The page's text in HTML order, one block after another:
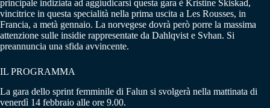
principale indiziata ad aggiudicarsi questa gara è Kristine Skiskad,
vincitrice in questa specialità nella prima uscita a Les Rousses, in
Francia, a metà gennaio. La norvegese dovrà però porre la massima
attenzione sulle insidie rappresentate da Dahlqvist e Svhan. Si
preannuncia una sfida avvincente.
IL PROGRAMMA
La gara dello sprint femminile di Falun si svolgerà nella mattinata di
venerdì 14 febbraio alle ore 9.00.